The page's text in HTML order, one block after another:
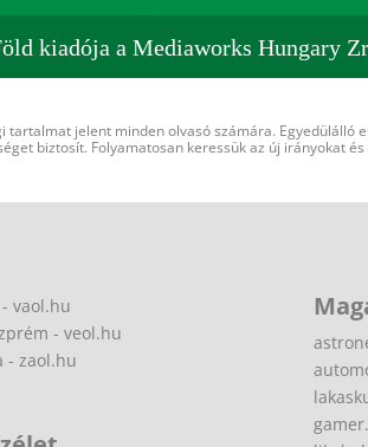
kiadója a Mediaworks Hungary
tartalmat jelent minden olvasó számára. Egyedülálló
biztosít. Folyamatosan keressük az új irányokat
- vaol.hu
- veol.hu
- zaol.hu